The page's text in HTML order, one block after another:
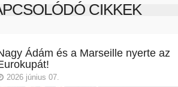
CIKKEK
Ádám és a Marseille nyerte az
2026 június 07.